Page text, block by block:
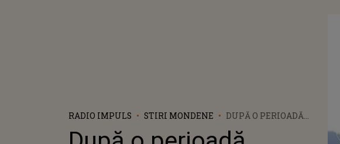
RADIO IMPULS STIRI MONDENE
DUPĂ O PERIOADĂ
DE CONTROVERSE,